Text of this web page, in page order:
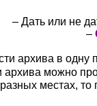
– Дать или не
–
архива в одну
архива можно
местах,